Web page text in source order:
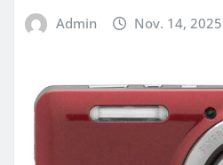
Admin Nov. 14, 2025